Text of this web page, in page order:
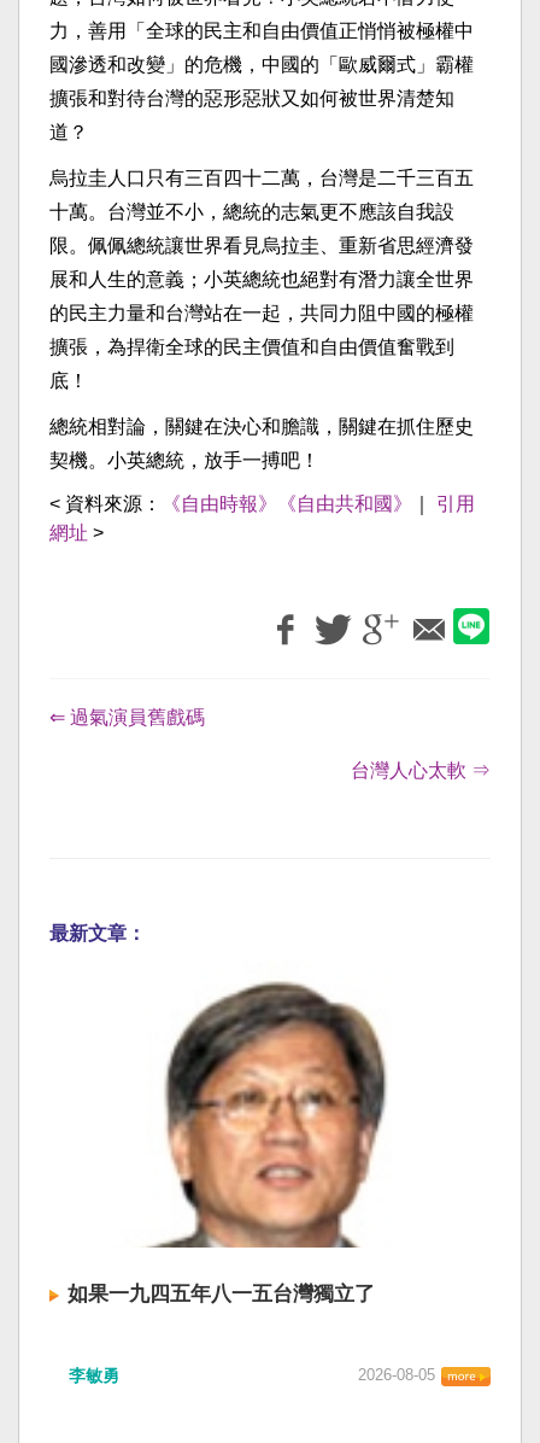
力，善用「全球的民主和自由價值正悄悄被極權中
國滲透和改變」的危機，中國的「歐威爾式」霸權
擴張和對待台灣的惡形惡狀又如何被世界清楚知
道？
烏拉圭人口只有三百四十二萬，台灣是二千三百五
十萬。台灣並不小，總統的志氣更不應該自我設
限。佩佩總統讓世界看見烏拉圭、重新省思經濟發
展和人生的意義；小英總統也絕對有潛力讓全世界
的民主力量和台灣站在一起，共同力阻中國的極權
擴張，為捍衛全球的民主價值和自由價值奮戰到
底！
總統相對論，關鍵在決心和膽識，關鍵在抓住歷史
契機。小英總統，放手一搏吧！
< 資料來源： 《自由時報》《自由共和國》
引用
網址 >
⇐ 過氣演員舊戲碼
台灣人心太軟 ⇒
最新文章：
如果一九四五年八一五台灣獨立了
李敏勇 2026-08-05